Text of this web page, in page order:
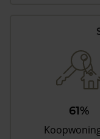
61%